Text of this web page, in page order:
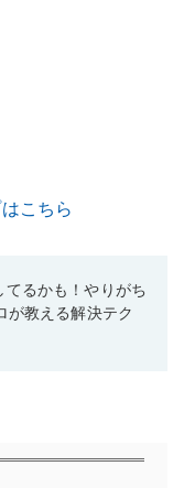
こちら
るかも！やりがち
が教える解決テク